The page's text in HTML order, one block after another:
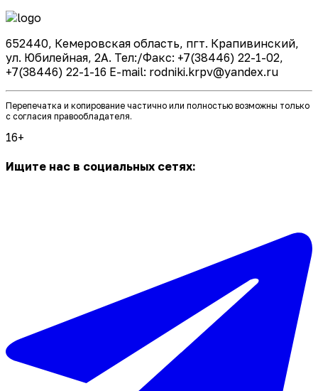
652440, Кемеровская область, пгт. Крапивинский,
ул. Юбилейная, 2А. Тел:/Факс: +7(38446) 22-1-02,
+7(38446) 22-1-16 E-mail: rodniki.krpv@yandex.ru
Перепечатка и копирование частично или полностью возможны только
с согласия правообладателя.
16+
Ищите нас в социальных сетях: